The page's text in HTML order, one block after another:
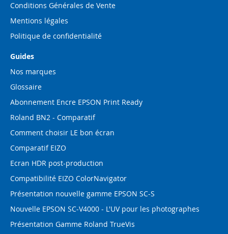
Conditions Générales de Vente
Mentions légales
Politique de confidentialité
Guides
Nos marques
Glossaire
Abonnement Encre EPSON Print Ready
Roland BN2 - Comparatif
Comment choisir LE bon écran
Comparatif EIZO
Ecran HDR post-production
Compatibilité EIZO ColorNavigator
Présentation nouvelle gamme EPSON SC-S
Nouvelle EPSON SC-V4000 - L'UV pour les photographes
Présentation Gamme Roland TrueVis